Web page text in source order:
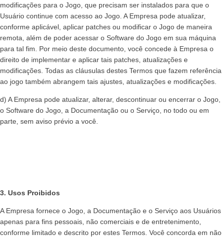
modificações para o Jogo, que precisam ser instalados para que o
Usuário continue com acesso ao Jogo. A Empresa pode atualizar,
conforme aplicável, aplicar patches ou modificar o Jogo de maneira
remota, além de poder acessar o Software do Jogo em sua máquina
para tal fim. Por meio deste documento, você concede à Empresa o
direito de implementar e aplicar tais patches, atualizações e
modificações. Todas as cláusulas destes Termos que fazem referência
ao jogo também abrangem tais ajustes, atualizações e modificações.
d) A Empresa pode atualizar, alterar, descontinuar ou encerrar o Jogo,
o Software do Jogo, a Documentação ou o Serviço, no todo ou em
parte, sem aviso prévio a você.
3. Usos Proibidos
A Empresa fornece o Jogo, a Documentação e o Serviço aos Usuários
apenas para fins pessoais, não comerciais e de entretenimento,
conforme limitado e descrito por estes Termos. Você concorda em não